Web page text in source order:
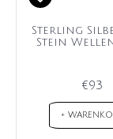
Sterling
Stein
€93
+